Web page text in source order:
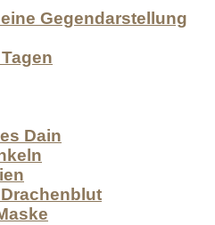
Gegendarstellung
Dain